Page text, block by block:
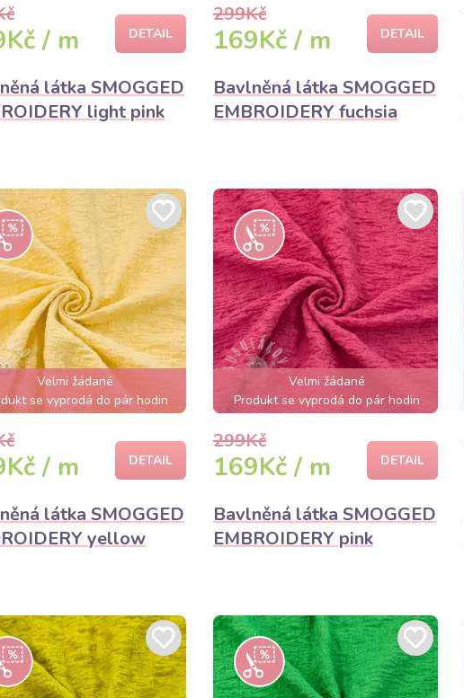
/ m DETAIL
látka SMOGGED
light pink
299Kč
169Kč / m DETAIL
Bavlněná látka SMOGGED
EMBROIDERY fuchsia
Velmi žádané
se vyprodá do pár hodin
/ m DETAIL
látka SMOGGED
yellow
Velmi žádané
Produkt se vyprodá do pár hodin
299Kč
169Kč / m DETAIL
Bavlněná látka SMOGGED
EMBROIDERY pink